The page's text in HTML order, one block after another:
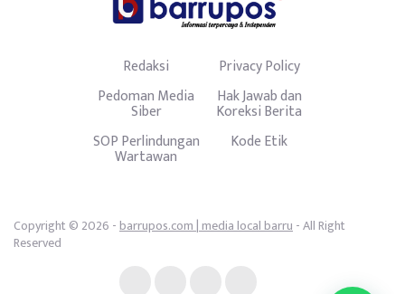
Redaksi
Privacy Policy
Pedoman Media
Siber
Hak Jawab dan
Koreksi Berita
SOP Perlindungan
Wartawan
Kode Etik
Copyright © 2026 -barrupos.com | media local barru- All Right
Reserved